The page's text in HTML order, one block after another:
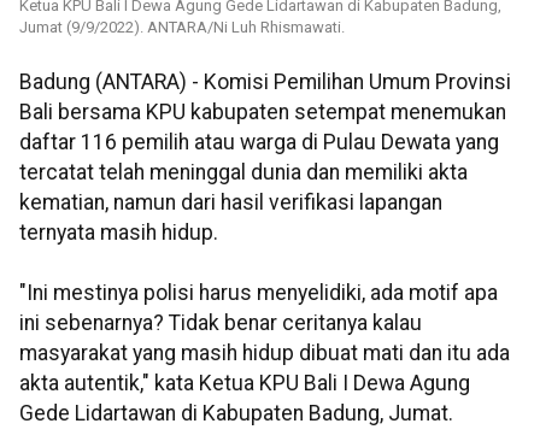
Ketua KPU Bali I Dewa Agung Gede Lidartawan di Kabupaten Badung,
Jumat (9/9/2022). ANTARA/Ni Luh Rhismawati.
Badung (ANTARA) - Komisi Pemilihan Umum Provinsi
Bali bersama KPU kabupaten setempat menemukan
daftar 116 pemilih atau warga di Pulau Dewata yang
tercatat telah meninggal dunia dan memiliki akta
kematian, namun dari hasil verifikasi lapangan
ternyata masih hidup.
"Ini mestinya polisi harus menyelidiki, ada motif apa
ini sebenarnya? Tidak benar ceritanya kalau
masyarakat yang masih hidup dibuat mati dan itu ada
akta autentik," kata Ketua KPU Bali I Dewa Agung
Gede Lidartawan di Kabupaten Badung, Jumat.